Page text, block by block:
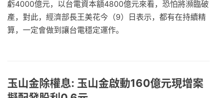
虧4000億元，以台電資本額4800億元來看，恐怕將瀕臨破
產，對此，經濟部長王美花今（9）日表示，都有在持續精
算，一定會做到讓台電穩定運作。
玉山金除權息: 玉山金啟動160億元現增案